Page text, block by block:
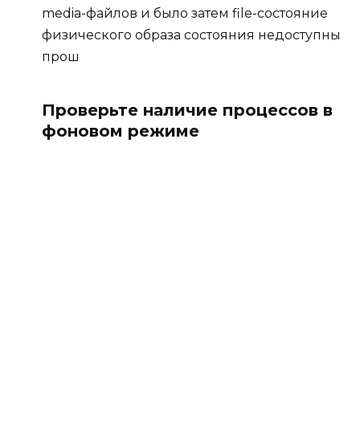
media-файлов и было затем file-состояние
физического образа состояния недоступны
прош
Проверьте наличие процессов в
фоновом режиме